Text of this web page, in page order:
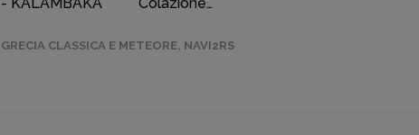
GRECIA CLASSICA E METEORE, NAVI2RS